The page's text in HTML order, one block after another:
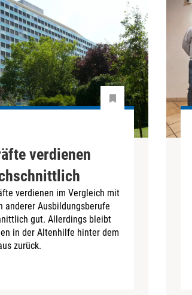
verdienen
verdienen im Vergleich mit
anderer Ausbildungsberufe
gut. Allerdings bleibt
in der Altenhilfe hinter dem
zurück.